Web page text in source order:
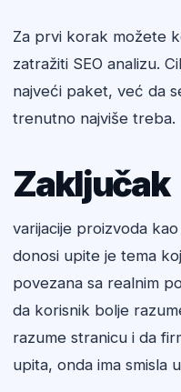
Za prvi korak možete
zatražiti SEO analizu.
najveći paket, već da
trenutno najviše treba.
Zaključak
varijacije proizvoda
donosi upite je tema
povezana sa realnim
da korisnik bolje
razume stranicu i da
upita, onda ima smisla